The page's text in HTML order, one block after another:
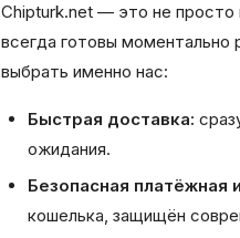
Chipturk.net — это не
всегда готовы
выбрать именно нас:
Быстрая доставка:
ожидания.
Безопасная платёжная
кошелька, защищён